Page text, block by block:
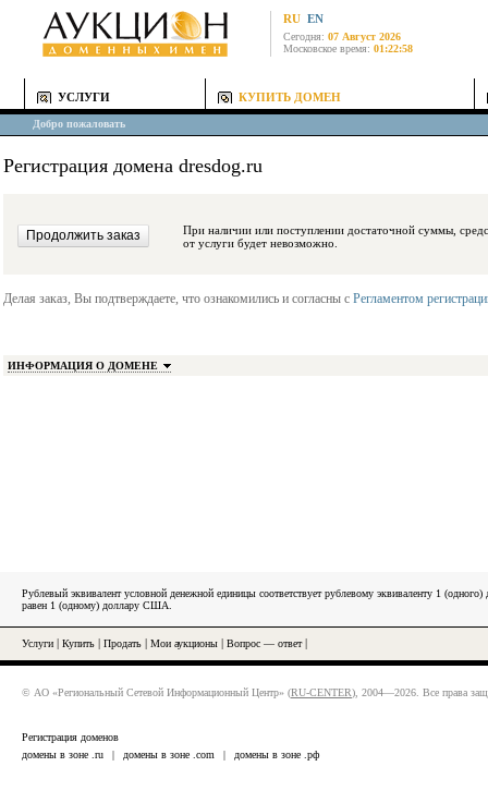
RU EN
Сегодня: 07 Август 2026
Московское время: 01:22:58
УСЛУГИ КУПИТЬ ДОМЕН
Добро пожаловать
Регистрация домена dresdog.ru
При наличии или поступлении достаточной суммы, средства будут
от услуги будет невозможно.
Делая заказ, Вы подтверждаете, что ознакомились и согласны с Регламентом
ИНФОРМАЦИЯ О ДОМЕНЕ
Рублевый эквивалент условной денежной единицы соответствует рублевому эквиваленту 1
равен 1 (одному) доллару США.
Услуги Купить Продать Мои аукционы Вопрос — ответ|
© АО «Региональный Сетевой Информационный Центр» (RU-CENTER), 2004—2026. Все права
Регистрация доменов
домены в зоне .ru
| домены в зоне .com | домены в зоне .рф